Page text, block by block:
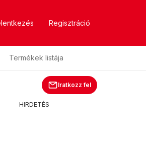
Regisztráció
Termékek listája
Iratkozz fel
HIRDETÉS